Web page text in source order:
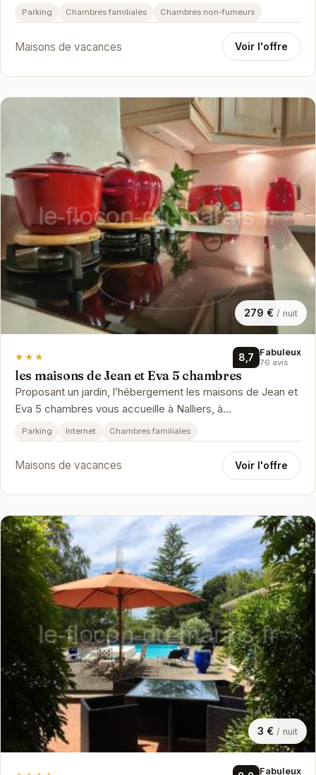
L'Espace Encan.…
Parking Chambres familiales Chambres non-fumeurs
Maisons de vacances Voir l'offre
279 € / nuit
★★★ 8,7 Fabuleux
76 avis
les maisons de Jean et Eva 5 chambres
Proposant un jardin, l’hébergement les maisons de Jean et
Eva 5 chambres vous accueille à Nalliers, à
respectivement 42 km, 43 km …
Parking Internet Chambres familiales
Maisons de vacances Voir l'offre
3 €/ nuit
Fabuleux